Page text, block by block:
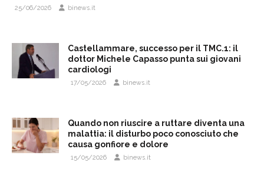
25/06/2026 binews.it
Castellammare, successo per il TMC.1: il
dottor Michele Capasso punta sui giovani
cardiologi
17/05/2026 binews.it
Quando non riuscire a ruttare diventa una
malattia: il disturbo poco conosciuto che
causa gonfiore e dolore
15/05/2026 binews.it